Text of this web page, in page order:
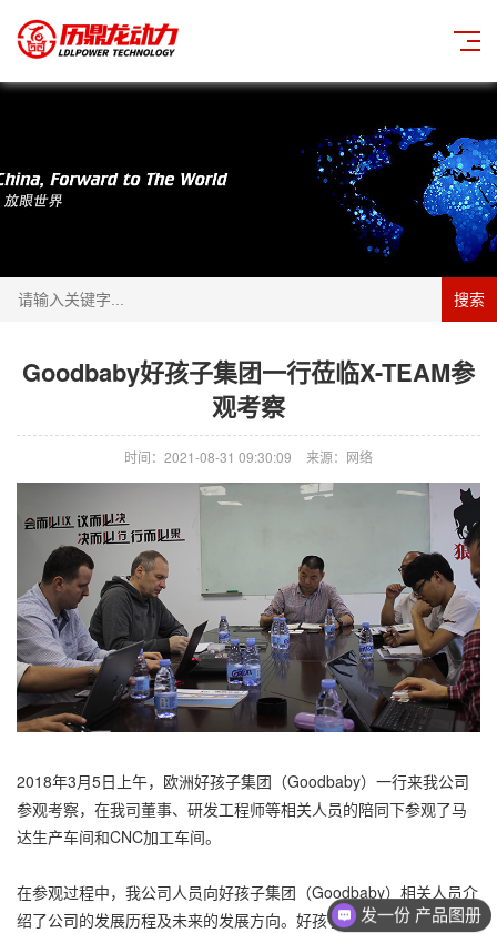
搜索
Goodbaby好孩子集团一行莅临X-TEAM参
观考察
时间：2021-08-31 09:30:09 来源：网络
2018年3月5日上午，欧洲好孩子集团（Goodbaby）一行来我公司
参观考察，在我司董事、研发工程师等相关人员的陪同下参观了马
达生产车间和CNC加工车间。
在参观过程中，我公司人员向好孩子集团（Goodbaby）相关人员介
绍了公司的发展历程及未来的发展方向。好孩子集团（Goodbaby）
发一份 产品图册